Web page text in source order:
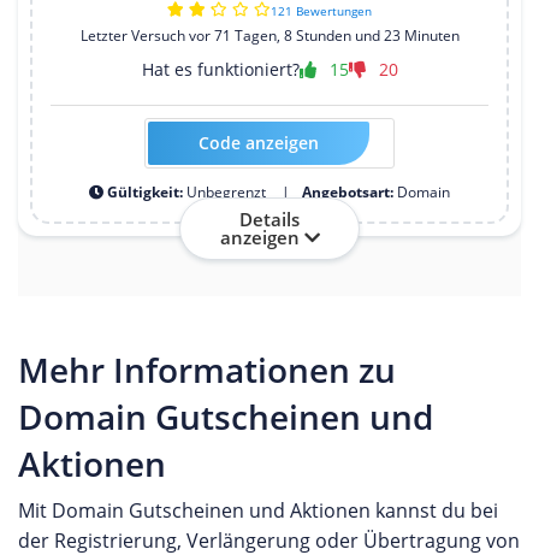
121 Bewertungen
Letzter Versuch vor 71 Tagen, 8 Stunden und 23 Minuten
Hat es funktioniert? 15 20
Kein Code erforderlich
Code anzeigen
Gültigkeit: Unbegrenzt Angebotsart: Domain
Details
anzeigen
Mehr Informationen zu
Domain Gutscheinen und
Aktionen
Mit Domain Gutscheinen und Aktionen kannst du bei
der Registrierung, Verlängerung oder Übertragung von